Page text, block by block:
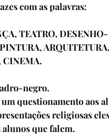
com as palavras:
TEATRO, DESENHO-
ARQUITETURA,
CINEMA.
negro.
questionamento aos
Que representações
que falem.